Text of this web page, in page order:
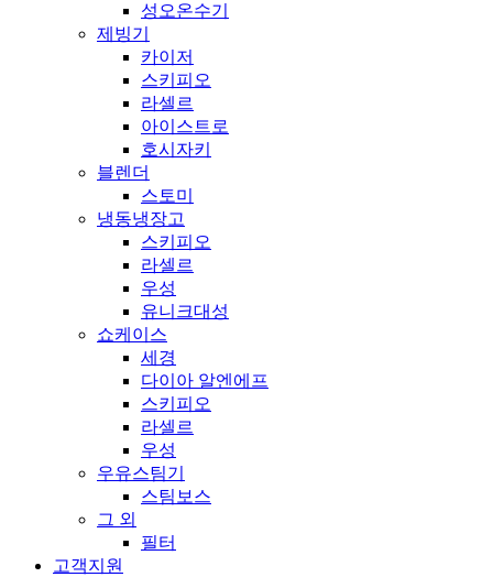
성오온수기
제빙기
카이저
스키피오
라셀르
아이스트로
호시자키
블렌더
스토미
냉동냉장고
스키피오
라셀르
우성
유니크대성
쇼케이스
세경
다이아 알엔에프
스키피오
라셀르
우성
우유스팀기
스팀보스
그 외
필터
고객지원